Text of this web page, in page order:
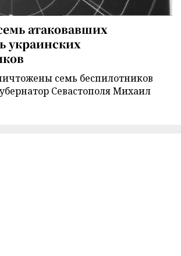
атаковавших
украинских
семь беспилотников
Севастополя Михаил